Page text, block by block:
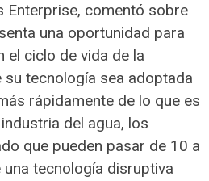
Enterprise, comentó sobre
una oportunidad para
el ciclo de vida de la
su tecnología sea adoptada
rápidamente de lo que es
del agua, los
que pueden pasar de 10 a
tecnología disruptiva